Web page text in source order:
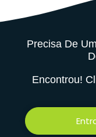
Precisa De
Encontrou!